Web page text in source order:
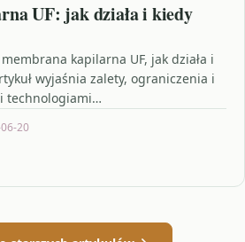
UF: jak działa i kiedy
kapilarna UF, jak działa i
wyjaśnia zalety, ograniczenia i
technologiami…
20